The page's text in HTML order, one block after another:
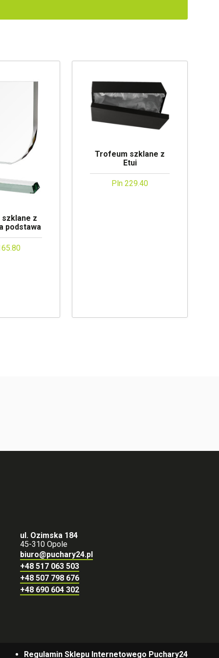
z
podstawa
Trofeum szklane z
Etui
Pln 229.40
ul. Ozimska 184
45-310 Opole
biuro@puchary24.pl
+48 517 063 503
+48 507 798 676
+48 690 604 302
Regulamin Sklepu Internetowego Puchary24